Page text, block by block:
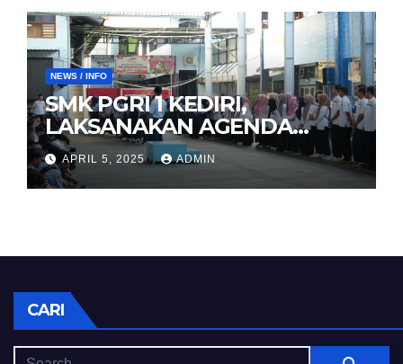
NEWS / INFO
SMK PGRI 1 KEDIRI,
LAKSANAKAN AGENDA
HALAL BIHALAL
APRIL 5, 2025 ADMIN
CARI